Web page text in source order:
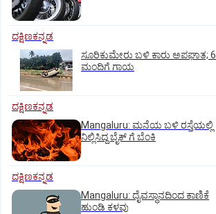
ದಕ್ಷಿಣಕನ್ನಡ
ಸೂರಿಕುಮೇರು ಬಳಿ ಕಾರು ಅಪಘಾತ; 6
ಮಂದಿಗೆ ಗಾಯ
ದಕ್ಷಿಣಕನ್ನಡ
Mangaluru: ಮನೆಯ ಬಳಿ ರಸ್ತೆಯಲ್ಲಿ
ನಿಲ್ಲಿಸಿದ್ದ ಬೈಕ್ ಗೆ ಬೆಂಕಿ
ದಕ್ಷಿಣಕನ್ನಡ
Mangaluru: ದೈವಸ್ಥಾನದಿಂದ ಕಾಣಿಕೆ
ಹುಂಡಿ ಕಳವು